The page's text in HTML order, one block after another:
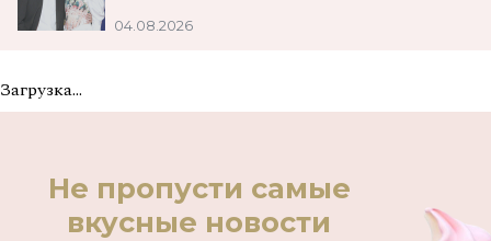
04.08.2026
Загрузка...
Не пропусти самые
вкусные новости